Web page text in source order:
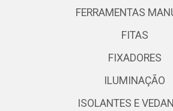
FERRAMENTAS
FITAS
FIXADORES
ILUMINAÇÃO
ISOLANTES E